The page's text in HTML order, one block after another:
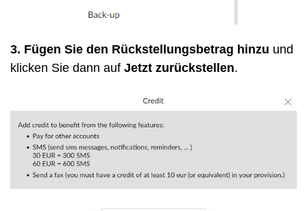
3. Fügen Sie den Rückstellungsbetrag hinzu und
klicken Sie dann auf Jetzt zurückstellen.